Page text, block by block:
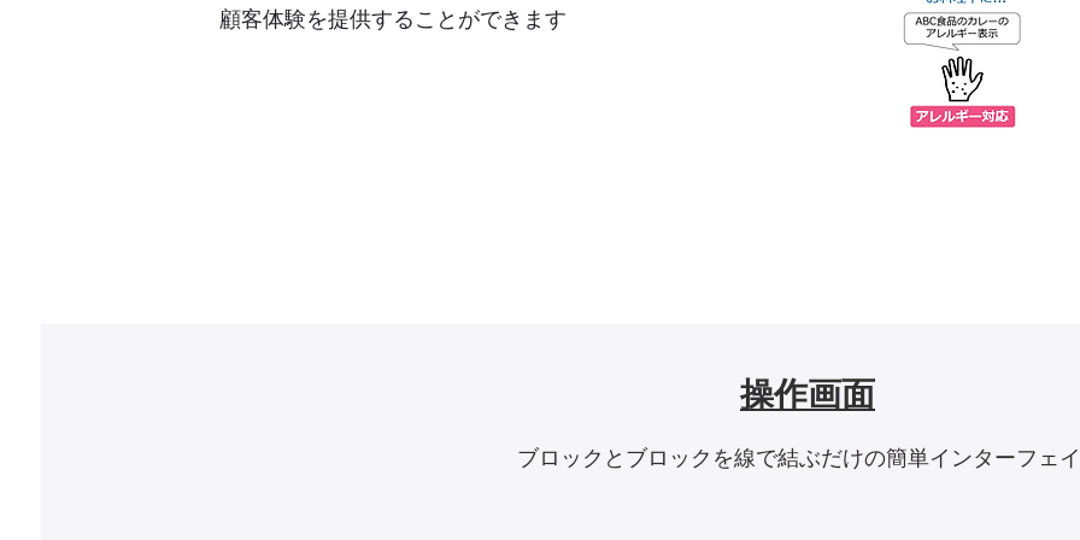
​顧客体験を提供することができます
操作画面
ブロックとブロックを線で結ぶだけの簡単インターフェ